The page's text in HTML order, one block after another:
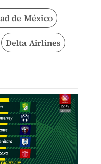
de México
Delta Airlines